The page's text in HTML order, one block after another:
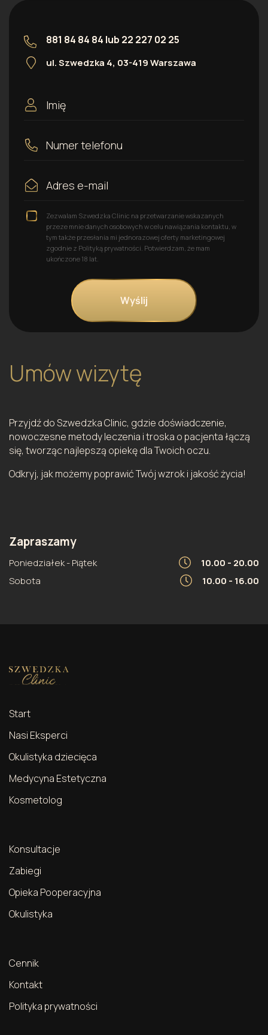
881 84 84 84 lub 22 227 02 25
ul. Szwedzka 4, 03-419 Warszawa
Zezwalam Szwedzka Clinic na przetwarzanie wskazanych
przeze mnie danych osobowych w celu nawiązania kontaktu, w
tym także przesłania mi jednorazowej oferty marketingowej
zgodnie z Polityką prywatności. Potwierdzam, że mam
ukończone 18 lat.
Umów wizytę
Przyjdź do Szwedzka Clinic, gdzie doświadczenie,
nowoczesne metody leczenia i troska o pacjenta łączą
się, tworząc najlepszą opiekę dla Twoich oczu.
Odkryj, jak możemy poprawić Twój wzrok i jakość życia!
Zapraszamy
Poniedziałek - Piątek
10.00 - 20.00
Sobota
10.00 - 16.00
Start
Nasi Eksperci
Okulistyka dziecięca
Medycyna Estetyczna
Kosmetolog
Konsultacje
Zabiegi
Opieka Pooperacyjna
Okulistyka
Cennik
Kontakt
Polityka prywatności